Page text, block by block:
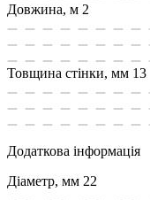
Довжина, м 2
Товщина стінки, мм 13
Додаткова інформація
Діаметр, мм 22